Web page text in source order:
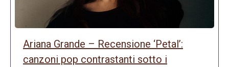
Ariana Grande – Recensione ‘Petal’:
canzoni pop contrastanti sotto i